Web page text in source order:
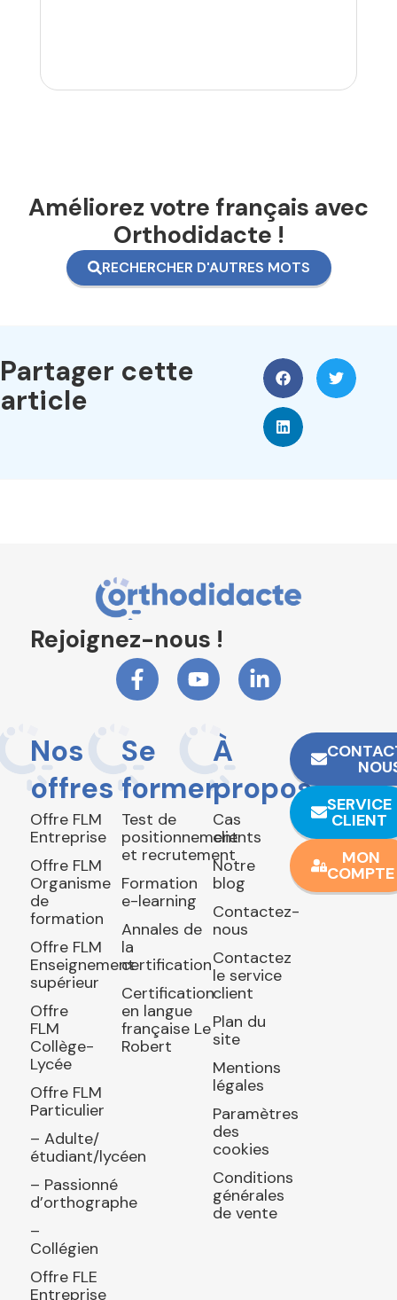
Améliorez votre français avec
Orthodidacte !
RECHERCHER D'AUTRES MOTS
Partager cette
article
Rejoignez-nous !
Nos
offres
Offre FLM
Entreprise
Offre FLM
Organisme
de
formation
Offre FLM
Enseignement
supérieur
Offre
FLM
Collège-
Lycée
Offre FLM
Particulier
– Adulte/
étudiant/lycéen
– Passionné
d’orthographe
–
Collégien
Offre FLE
Entreprise
Se
former
Test de
positionnement
et recrutement
Formation
e-learning
Annales de
la
certification
Certification
en langue
française Le
Robert
À
propos
Cas
clients
Notre
blog
Contactez-
nous
Contactez
le service
client
Plan du
site
Mentions
légales
Paramètres
des
cookies
Conditions
générales
de vente
SERVICE
CLIENT
MON
COMPTE